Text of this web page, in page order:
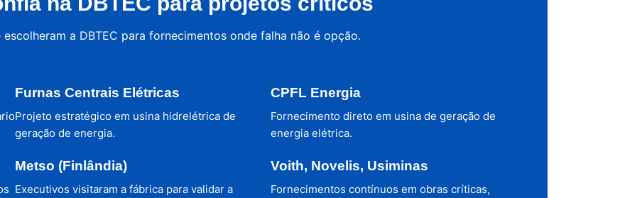
escolheram a DBTEC para fornecimentos onde falha não é opção.
Furnas Centrais Elétricas
Projeto estratégico em usina hidrelétrica de
geração de energia.
CPFL Energia
Fornecimento direto em usina de geração de
energia elétrica.
Metso (Finlândia)
Executivos visitaram a fábrica para validar a
Voith, Novelis, Usiminas
Fornecimentos contínuos em obras críticas,